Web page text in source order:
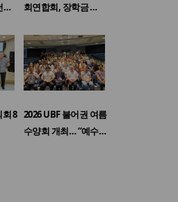
…
회연합회, 장학금 …
8 2026 UBF 불어권 여름
수양회 개최… “예수…